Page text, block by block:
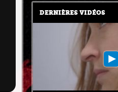
DERNIÈRES VIDÉOS